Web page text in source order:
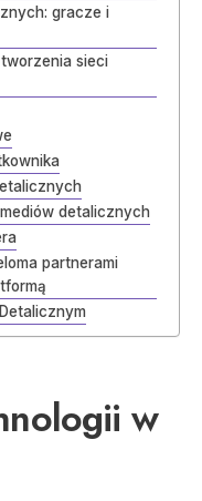
gracze i
sieci
detalicznych
partnerami
w